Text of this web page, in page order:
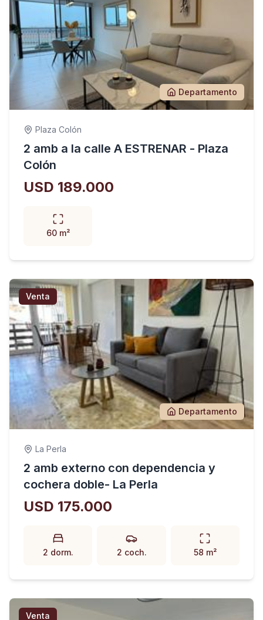
Departamento
Plaza Colón
2 amb a la calle A ESTRENAR - Plaza
Colón
USD 189.000
60 m²
Venta
Departamento
La Perla
2 amb externo con dependencia y
cochera doble- La Perla
USD 175.000
2 dorm. 2 coch. 58 m²
Venta